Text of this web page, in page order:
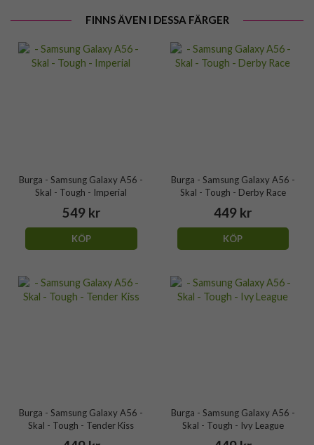
FINNS ÄVEN I DESSA FÄRGER
Burga - Samsung Galaxy A56 -
Skal - Tough - Imperial
549 kr
KÖP
Burga - Samsung Galaxy A56 -
Skal - Tough - Derby Race
449 kr
KÖP
Burga - Samsung Galaxy A56 -
Skal - Tough - Tender Kiss
Burga - Samsung Galaxy A56 -
Skal - Tough - Ivy League